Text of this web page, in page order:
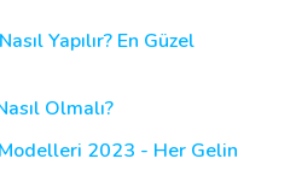
Yapılır? En Güzel
Olmalı?
2023 - Her Gelin